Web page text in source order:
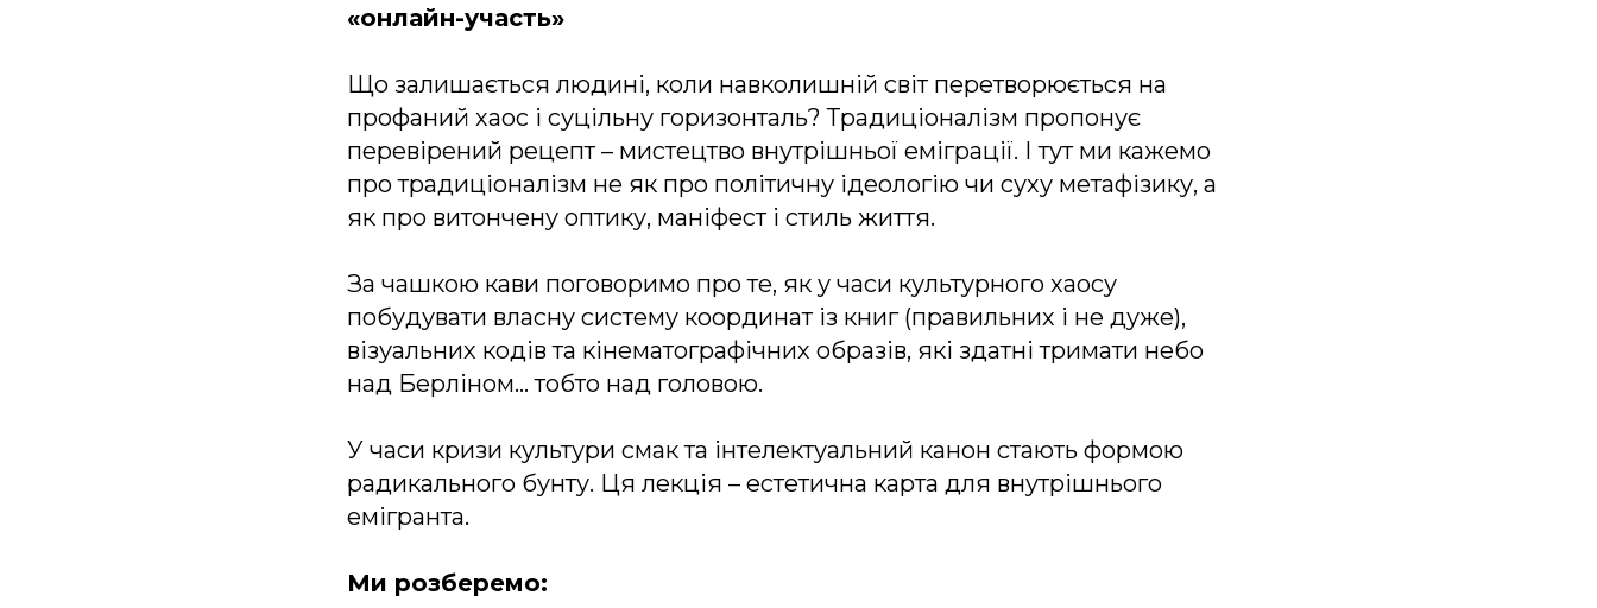
«онлайн-участь»
Що залишається людині, коли навколишній світ перетворюється на
профаний хаос і суцільну горизонталь? Традиціоналізм пропонує
перевірений рецепт – мистецтво внутрішньої еміграції. І тут ми кажемо
про традиціоналізм не як про політичну ідеологію чи суху метафізику, а
як про витончену оптику, маніфест і стиль життя.
За чашкою кави поговоримо про те, як у часи культурного хаосу
побудувати власну систему координат із книг (правильних і не дуже),
візуальних кодів та кінематографічних образів, які здатні тримати небо
над Берліном… тобто над головою.
У часи кризи культури смак та інтелектуальний канон стають формою
радикального бунту. Ця лекція – естетична карта для внутрішнього
емігранта.
Ми розберемо: